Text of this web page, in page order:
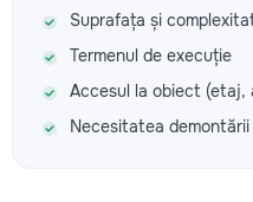
→
Suprafața și
Termenul de execuție
Accesul la obiect (etaj,
Necesitatea